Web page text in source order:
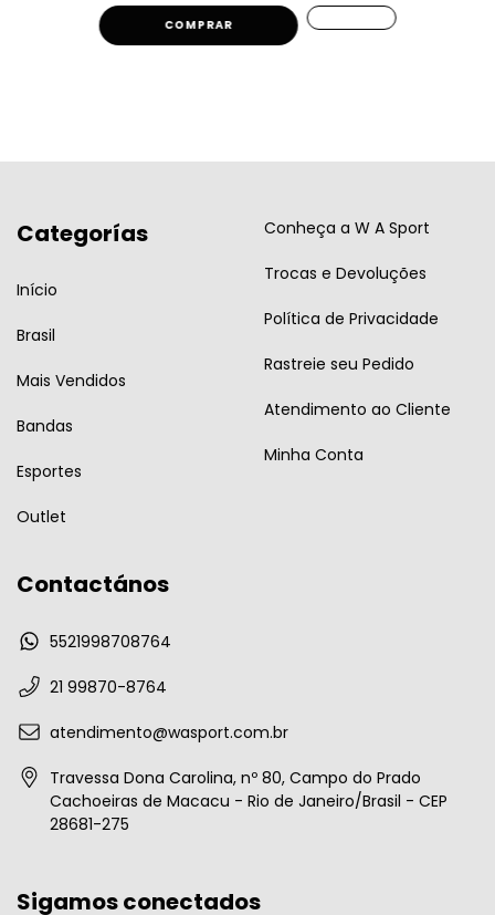
COMPRAR
Categorías
Início
Brasil
Mais Vendidos
Bandas
Esportes
Outlet
Conheça a W A Sport
Trocas e Devoluções
Política de Privacidade
Rastreie seu Pedido
Atendimento ao Cliente
Minha Conta
Contactános
5521998708764
21 99870-8764
atendimento@wasport.com.br
Travessa Dona Carolina, nº 80, Campo do Prado
Cachoeiras de Macacu - Rio de Janeiro/Brasil - CEP
28681-275
Sigamos conectados